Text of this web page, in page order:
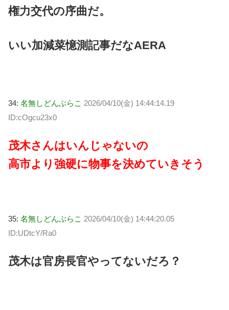
権力交代の序曲だ。
いい加減菜憶測記事だなAERA
34: 名無しどんぶらこ 2026/04/10(金) 14:44:14.19
ID:cOgcu23x0
茂木さんはいんじゃないの
高市より強硬に物事を決めていきそう
35: 名無しどんぶらこ 2026/04/10(金) 14:44:20.05
ID:UDtcY/Ra0
茂木は官房長官やってないだろ？